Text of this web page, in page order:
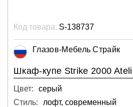
Код товара: S-138737
Глазов-Мебель Страйк
Шкаф-купе Strike 2000
Цвет:
серый
Стиль:
лофт, современный